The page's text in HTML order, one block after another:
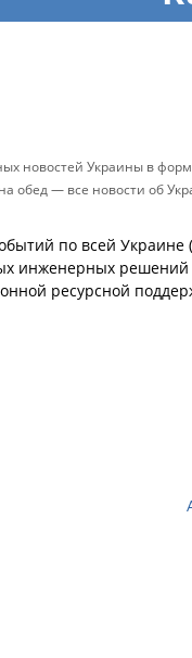
новостей Украины в
обед — все новости об
по всей Украине
решений
ресурсной